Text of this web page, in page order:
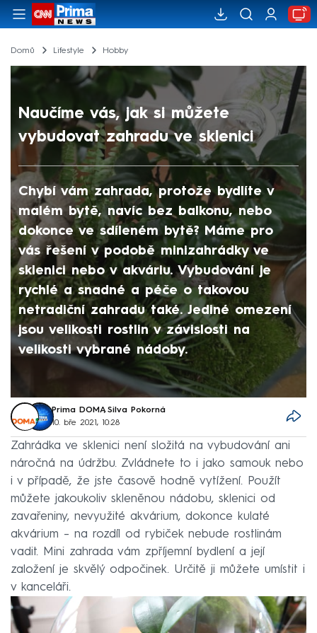
Domů Lifestyle Hobby
Naučíme vás, jak si můžete
vybudovat zahradu ve sklenici
Chybí vám zahrada, protože bydlíte v
malém bytě, navíc bez balkonu, nebo
dokonce ve sdíleném bytě? Máme pro
vás řešení v podobě minizahrádky ve
sklenici nebo v akváriu. Vybudování je
rychlé a snadné a péče o takovou
netradiční zahradu také. Jediné omezení
jsou velikosti rostlin v závislosti na
velikosti vybrané nádoby.
Prima DOMA, Silva Pokorná
10. bře 2021, 10:28
Zahrádka ve sklenici není složitá na vybudování ani
náročná na údržbu. Zvládnete to i jako samouk nebo
i v případě, že jste časově hodně vytížení. Použít
můžete jakoukoliv skleněnou nádobu, sklenici od
zavařeniny, nevyužité akvárium, dokonce kulaté
akvárium –⁠ na rozdíl od rybiček nebude rostlinám
vadit. Mini zahrada vám zpříjemní bydlení a její
založení je skvělý odpočinek. Určitě ji můžete umístit i
v kanceláři.